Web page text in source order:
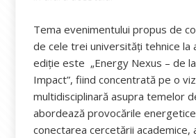
Tema evenimentului propus de
de cele trei universități tehnice la
ediție este „Energy Nexus – de
Impact”, fiind concentrată pe o
multidisciplinară asupra temelor
abordează provocările
conectarea cercetării academice,